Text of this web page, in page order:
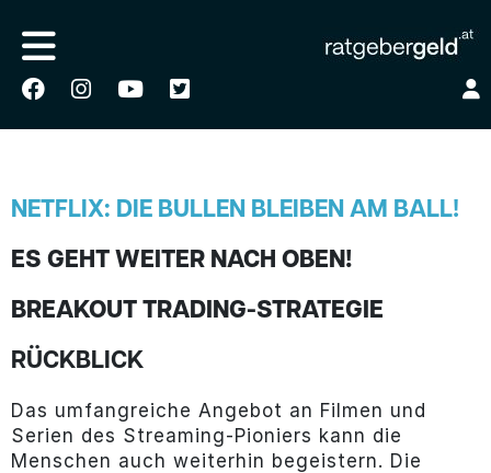
NETFLIX: DIE BULLEN BLEIBEN AM BALL!
ES GEHT WEITER NACH OBEN!
BREAKOUT TRADING-STRATEGIE
RÜCKBLICK
Das umfangreiche Angebot an Filmen und
Serien des Streaming-Pioniers kann die
Menschen auch weiterhin begeistern. Die